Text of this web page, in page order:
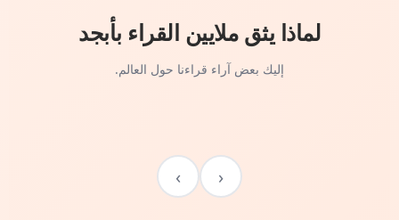
لماذا يثق ملايين القراء بأبجد
إليك بعض آراء قراءنا حول العالم.
‹
›